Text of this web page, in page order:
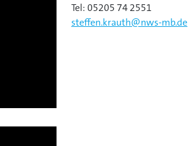
Tel: 05205 74 2551
steffen.krauth@nws-mb.de